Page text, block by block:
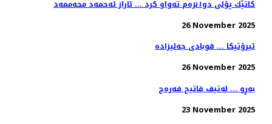
کاتێك پۆلی دو١نزەم تەواو کرد ... ئاراز ئەحمەد محەممەد
26 November 2025
ئیرۆتیکا ... قوبادی جەلیزادە
26 November 2025
بەڕو ... لەتیف فاتیح فەرەج
23 November 2025